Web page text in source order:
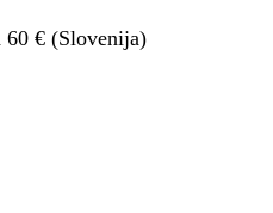
60 € (Slovenija)